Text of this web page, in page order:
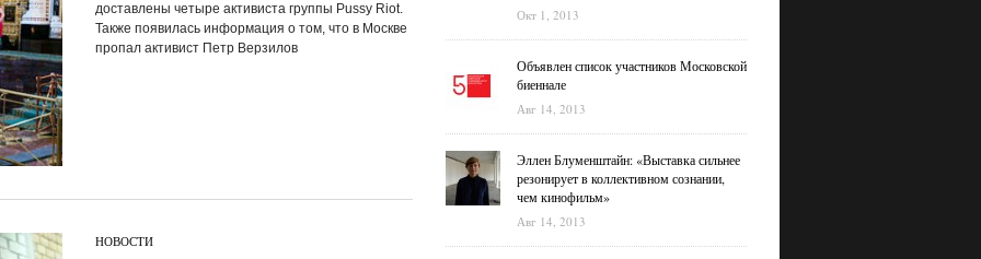
доставлены четыре активиста группы Pussy Riot.
Также появилась информация о том, что в Москве
пропал активист Петр Верзилов
НОВОСТИ
Окт 1, 2013
Объявлен список участников Московской
биеннале
Авг 14, 2013
Эллен Блуменштайн: «Выставка сильнее
резонирует в коллективном сознании,
чем кинофильм»
Авг 14, 2013